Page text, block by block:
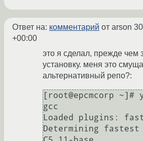
Ответ на: комментарий от arson
+00:00
это я сделал, прежде чем
установку. меня это
альтернативный репо?:
[root@epcmcorp
gcc
Loaded plugins:
Determining